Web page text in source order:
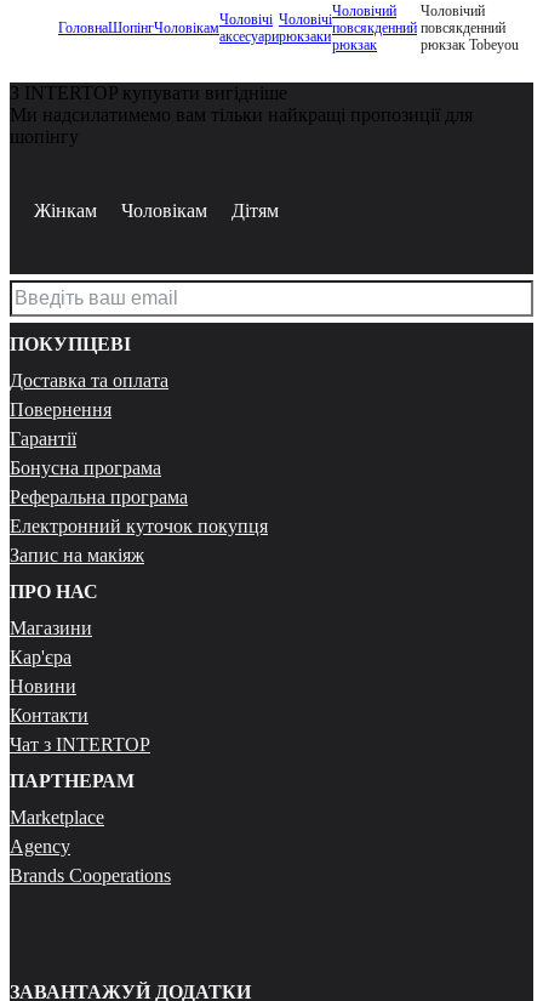
ГоловнаШопінгЧоловікамЧоловічі
аксесуари
Чоловічі
рюкзаки
Чоловічий
повсякденний
рюкзак
Чоловічий
повсякденний
рюкзак Tobeyou
З INTERTOP купувати вигідніше
Ми надсилатимемо вам тільки найкращі пропозиції для
шопінгу
Жінкам Чоловікам Дітям
ПОКУПЦЕВІ
Доставка та оплата
Повернення
Гарантії
Бонусна програма
Реферальна програма
Електронний куточок покупця
Запис на макіяж
ПРО НАС
Магазини
Кар'єра
Новини
Контакти
Чат з INTERTOP
ПАРТНЕРАМ
Marketplace
Agency
Brands Cooperations
ЗАВАНТАЖУЙ ДОДАТКИ